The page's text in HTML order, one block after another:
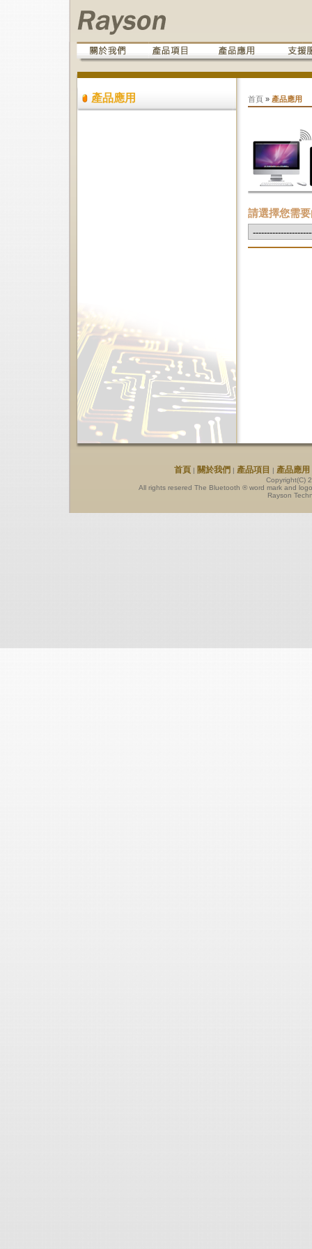
產品應用 首頁» 產品應用
請選擇您需
首頁 | 關於我們 | 產品項目 | 產品應用
Copyright(C)
All rights resered The Bluetooth ® word mark and
Rayson